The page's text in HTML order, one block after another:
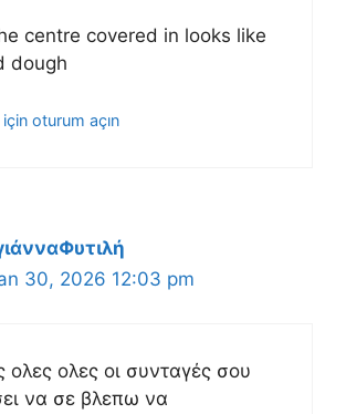
centre covered in looks like
dough
için oturum açın
30, 2026 12:03 pm
ολες ολες οι συνταγές σου
να σε βλεπω να